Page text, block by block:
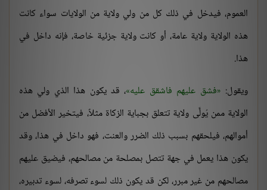
العموم، فيدخل في ذلك كل من ولي ولاية من الولايات سواء كانت
هذه الولاية ولاية عامة، أو كانت ولاية جزئية خاصة، فإنه داخل في
هذا.
ويقول: فشق عليهم فاشقق عليه ، قد يكون هذا الذي ولي هذه
الولاية ممن يُولَّى ولاية تتعلق بجباية الزكاة مثلاً، فيتخير الأفضل من
أموالهم، فيلحقهم بسبب ذلك الضرر والعنت، فهو داخل في هذا، وقد
يكون هذا يعمل في جهة تتصل بمصلحة من مصالحهم، فيضيق عليهم
مصالحهم من غير مبرر، لكن قد يكون ذلك لسوء تصرفه، لسوء تدبيره،